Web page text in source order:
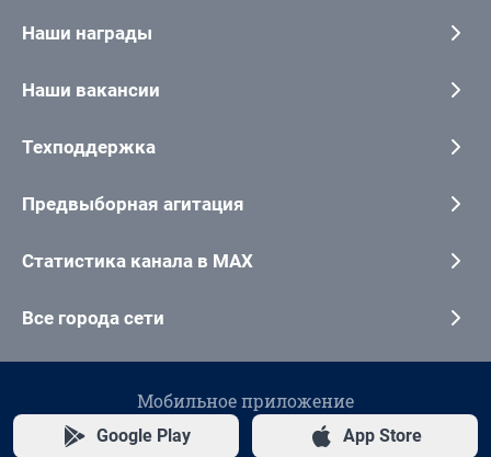
Наши награды
Наши вакансии
Техподдержка
Предвыборная агитация
Статистика канала в MAX
Все города сети
Мобильное приложение
Google Play App Store